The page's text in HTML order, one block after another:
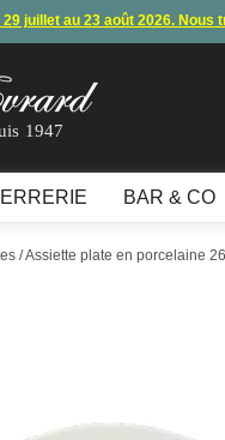
juillet au 23 août 2026.
règlement par carte bancaire
1947
BAR & CO
/ Assiette plate en porcelaine